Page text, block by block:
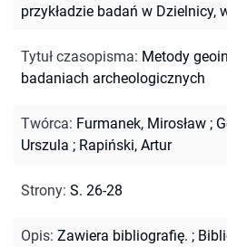
przykładzie badań w Dzielnicy,
Tytuł czasopisma: Metody
badaniach archeologicznych
Twórca: Furmanek, Mirosław ;
Urszula ; Rapiński, Artur
Strony: S. 26-28
Opis: Zawiera bibliografię. ;